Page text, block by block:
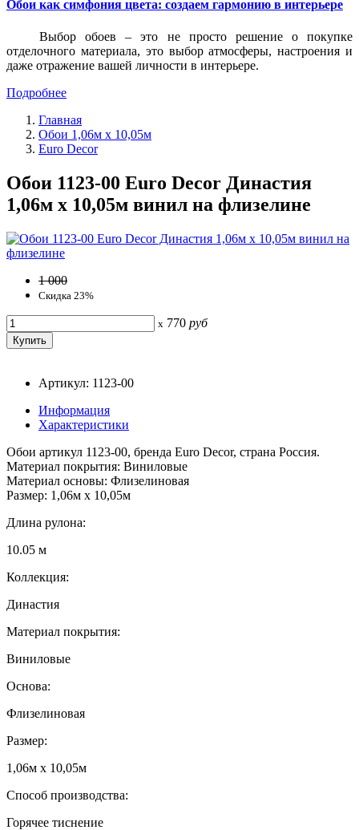
Обои как симфония цвета: создаем гармонию в интерьере
Выбор обоев – это не просто решение о покупке
отделочного материала, это выбор атмосферы, настроения и
даже отражение вашей личности в интерьере.
Подробнее
Главная
Обои 1,06м х 10,05м
Euro Decor
Обои 1123-00 Euro Decor Династия
1,06м х 10,05м винил на флизелине
1 000
Скидка 23%
x 770 руб
Артикул: 1123-00
Информация
Характеристики
Обои артикул 1123-00, бренда Euro Decor, страна Россия.
Материал покрытия: Виниловые
Материал основы: Флизелиновая
Размер: 1,06м х 10,05м
Длина рулона:
10.05 м
Коллекция:
Династия
Материал покрытия:
Виниловые
Основа:
Флизелиновая
Размер:
1,06м х 10,05м
Способ производства:
Горячее тиснение